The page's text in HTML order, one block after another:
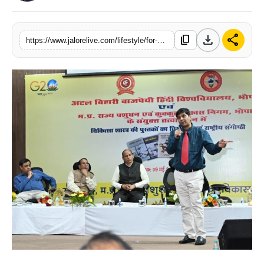
content_copy download share